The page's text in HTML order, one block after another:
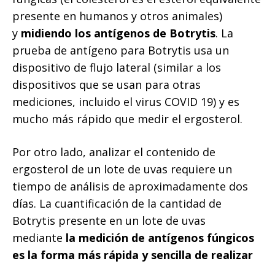
presente en humanos y otros animales)
y midiendo los antígenos de Botrytis. La
prueba de antígeno para Botrytis usa un
dispositivo de flujo lateral (similar a los
dispositivos que se usan para otras
mediciones, incluido el virus COVID 19) y es
mucho más rápido que medir el ergosterol.
Por otro lado, analizar el contenido de
ergosterol de un lote de uvas requiere un
tiempo de análisis de aproximadamente dos
días. La cuantificación de la cantidad de
Botrytis presente en un lote de uvas
mediante la medición de antígenos fúngicos
es la forma más rápida y sencilla de realizar